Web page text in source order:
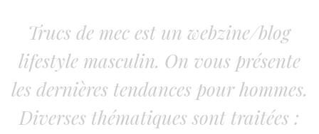
Trucs de mec est un webzine/blog
lifestyle masculin. On vous présente
les dernières tendances pour hommes.
Diverses thématiques sont traitées :